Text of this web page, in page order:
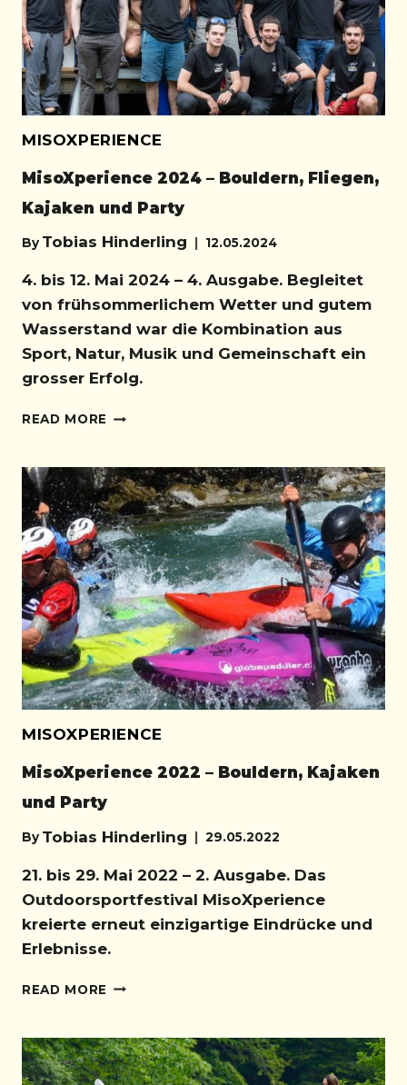
BERGE
MISOXPERIENCE
MisoXperience 2024 – Bouldern, Fliegen,
Kajaken und Party
By Tobias Hinderling 12.05.2024
4. bis 12. Mai 2024 – 4. Ausgabe. Begleitet
von frühsommerlichem Wetter und gutem
Wasserstand war die Kombination aus
Sport, Natur, Musik und Gemeinschaft ein
grosser Erfolg.
READ MORE MISOXPERIENCE
BOULDERN,
FLIEGEN,
KAJAKEN
UND
PARTY
MISOXPERIENCE
MisoXperience 2022 – Bouldern, Kajaken
und Party
By Tobias Hinderling 29.05.2022
21. bis 29. Mai 2022 – 2. Ausgabe. Das
Outdoorsportfestival MisoXperience
kreierte erneut einzigartige Eindrücke und
Erlebnisse.
READ MORE MISOXPERIENCE
BOULDERN,
KAJAKEN
UND